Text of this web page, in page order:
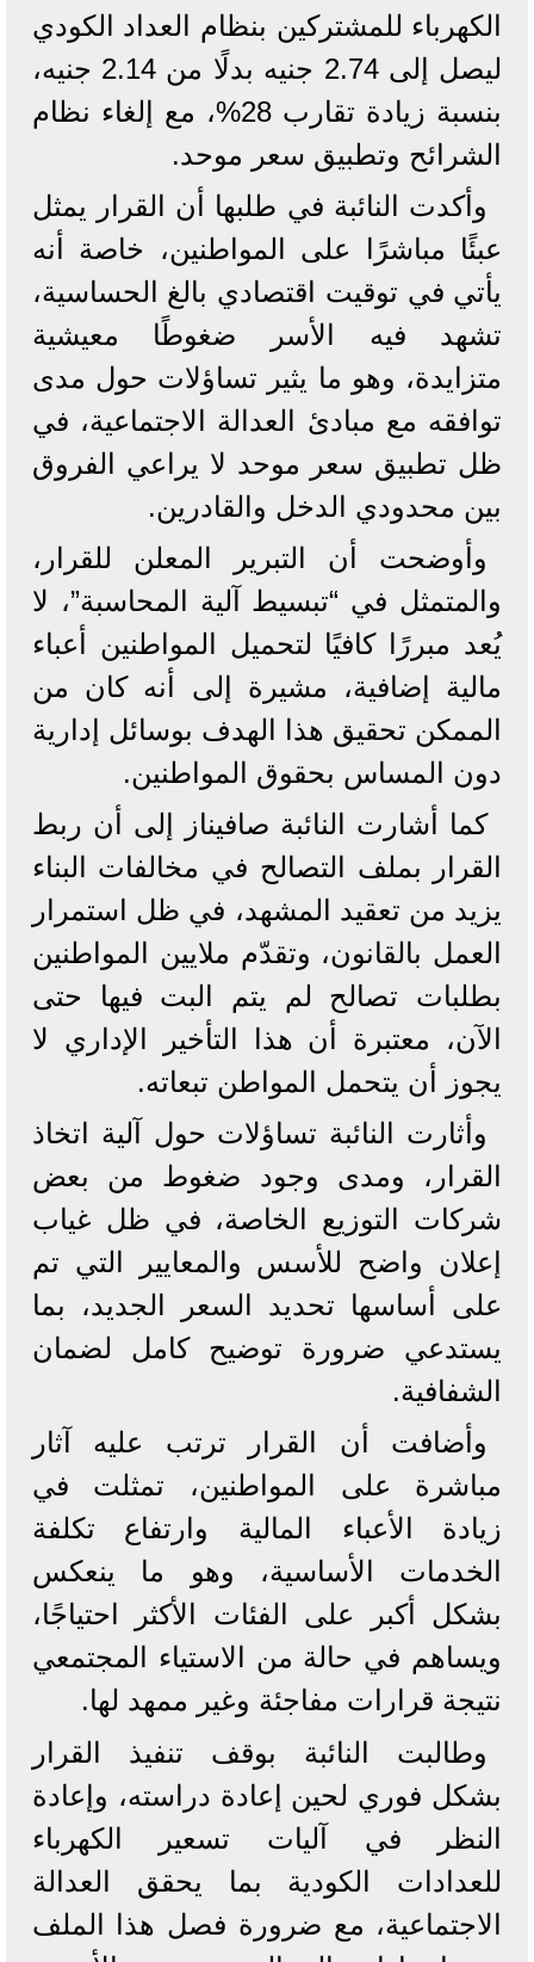
الكهرباء للمشتركين بنظام العداد الكودي
ليصل إلى 2.74 جنيه بدلًا من 2.14 جنيه،
بنسبة زيادة تقارب 28%، مع إلغاء نظام
الشرائح وتطبيق سعر موحد.
وأكدت النائبة في طلبها أن القرار يمثل
عبئًا مباشرًا على المواطنين، خاصة أنه
يأتي في توقيت اقتصادي بالغ الحساسية،
تشهد فيه الأسر ضغوطًا معيشية
متزايدة، وهو ما يثير تساؤلات حول مدى
توافقه مع مبادئ العدالة الاجتماعية، في
ظل تطبيق سعر موحد لا يراعي الفروق
بين محدودي الدخل والقادرين.
وأوضحت أن التبرير المعلن للقرار،
والمتمثل في “تبسيط آلية المحاسبة”، لا
يُعد مبررًا كافيًا لتحميل المواطنين أعباء
مالية إضافية، مشيرة إلى أنه كان من
الممكن تحقيق هذا الهدف بوسائل إدارية
دون المساس بحقوق المواطنين.
كما أشارت النائبة صافيناز إلى أن ربط
القرار بملف التصالح في مخالفات البناء
يزيد من تعقيد المشهد، في ظل استمرار
العمل بالقانون، وتقدّم ملايين المواطنين
بطلبات تصالح لم يتم البت فيها حتى
الآن، معتبرة أن هذا التأخير الإداري لا
يجوز أن يتحمل المواطن تبعاته.
وأثارت النائبة تساؤلات حول آلية اتخاذ
القرار، ومدى وجود ضغوط من بعض
شركات التوزيع الخاصة، في ظل غياب
إعلان واضح للأسس والمعايير التي تم
على أساسها تحديد السعر الجديد، بما
يستدعي ضرورة توضيح كامل لضمان
الشفافية.
وأضافت أن القرار ترتب عليه آثار
مباشرة على المواطنين، تمثلت في
زيادة الأعباء المالية وارتفاع تكلفة
الخدمات الأساسية، وهو ما ينعكس
بشكل أكبر على الفئات الأكثر احتياجًا،
ويساهم في حالة من الاستياء المجتمعي
نتيجة قرارات مفاجئة وغير ممهد لها.
وطالبت النائبة بوقف تنفيذ القرار
بشكل فوري لحين إعادة دراسته، وإعادة
النظر في آليات تسعير الكهرباء
للعدادات الكودية بما يحقق العدالة
الاجتماعية، مع ضرورة فصل هذا الملف